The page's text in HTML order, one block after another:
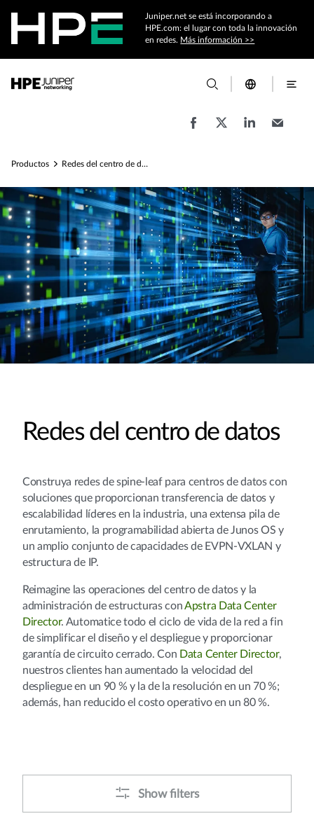
Juniper.net se está incorporando a
HPE.com: el lugar con toda la innovación
en redes. Más información >>
Productos Redes del centro de datos
Redes del centro de datos
Construya redes de spine-leaf para centros de datos con
soluciones que proporcionan transferencia de datos y
escalabilidad líderes en la industria, una extensa pila de
enrutamiento, la programabilidad abierta de Junos OS y
un amplio conjunto de capacidades de EVPN-VXLAN y
estructura de IP.
Reimagine las operaciones del centro de datos y la
administración de estructuras conApstra Data Center
Director. Automatice todo el ciclo de vida de la red a fin
de simplificar el diseño y el despliegue y proporcionar
garantía de circuito cerrado. Con Data Center Director,
nuestros clientes han aumentado la velocidad del
despliegue en un 90 % y la de la resolución en un 70 %;
además, han reducido el costo operativo en un 80 %.
Show filters